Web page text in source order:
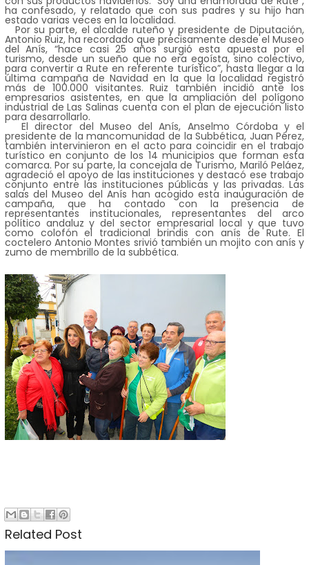
ha confesado, y relatado que con sus padres y su hijo han
estado varias veces en la localidad.
Por su parte, el alcalde ruteño y presidente de Diputación,
Antonio Ruiz, ha recordado que precisamente desde el Museo
del Anís, “hace casi 25 años surgió esta apuesta por el
turismo, desde un sueño que no era egoísta, sino colectivo,
para convertir a Rute en referente turístico”, hasta llegar a la
última campaña de Navidad en la que la localidad registró
más de 100.000 visitantes. Ruiz también incidió ante los
empresarios asistentes, en que la ampliación del polígono
industrial de Las Salinas cuenta con el plan de ejecución listo
para desarrollarlo.
El director del Museo del Anís, Anselmo Córdoba y el
presidente de la mancomunidad de la Subbética, Juan Pérez,
también intervinieron en el acto para coincidir en el trabajo
turístico en conjunto de los 14 municipios que forman esta
comarca. Por su parte, la concejala de Turismo, Mariló Peláez,
agradeció el apoyo de las instituciones y destacó ese trabajo
conjunto entre las instituciones públicas y las privadas. Las
salas del Museo del Anís han acogido esta inauguración de
campaña, que ha contado con la presencia de
representantes institucionales, representantes del arco
político andaluz y del sector empresarial local y que tuvo
como colofón el tradicional brindis con anís de Rute. El
coctelero Antonio Montes srivió también un mojito con anís y
zumo de membrillo de la subbética.
Related Post